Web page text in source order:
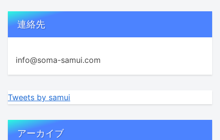
連絡先
info@soma-samui.com
Tweets by samui
アーカイブ